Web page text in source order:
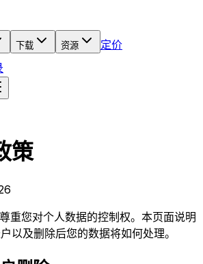
下载 资源 定价
策
重您对个人数据的控制权。本页面说明
以及删除后您的数据将如何处理。